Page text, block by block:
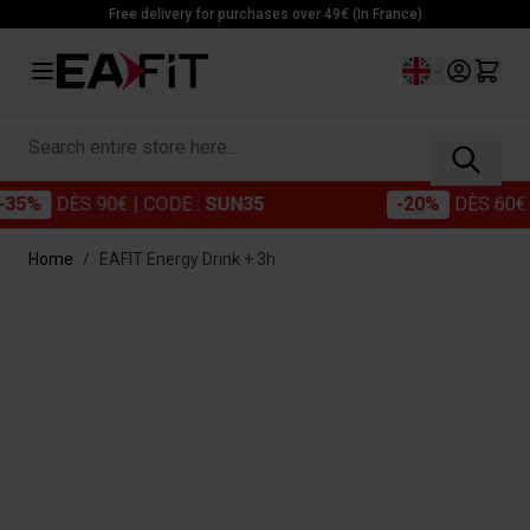
Skip to ContentFree delivery for purchases over 49€ (In France)
Language
Search entire store here...
DÈS 90€| CODE :SUN35 -20% DÈS 60€|
Home / EAFIT Energy Drink + 3h